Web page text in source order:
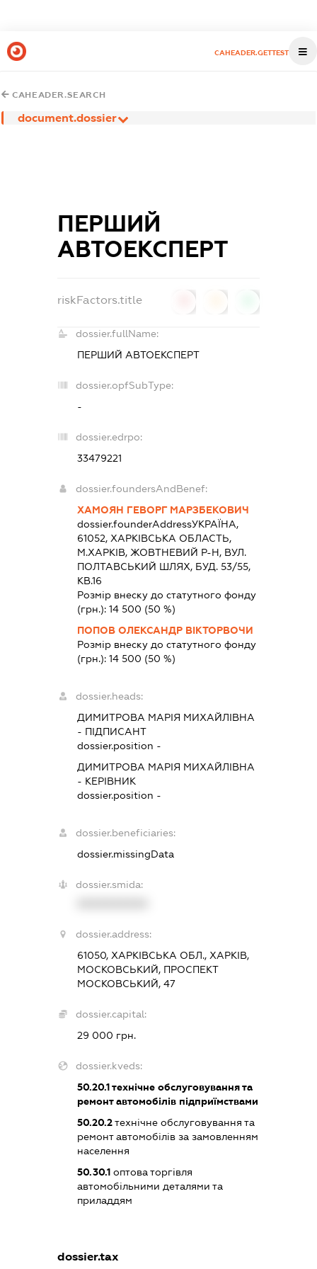
CAHEADER.GETTEST
CAHEADER.SEARCH
document.dossier
ПЕРШИЙ
АВТОЕКСПЕРТ
riskFactors.title
dossier.fullName:
ПЕРШИЙ АВТОЕКСПЕРТ
dossier.opfSubType:
-
dossier.edrpo:
33479221
dossier.foundersAndBenef:
ХАМОЯН ГЕВОРГ МАРЗБЕКОВИЧ
dossier.founderAddressУКРАЇНА,
61052, ХАРКIВСЬКА ОБЛАСТЬ,
М.ХАРКІВ, ЖОВТНЕВИЙ Р-Н, ВУЛ.
ПОЛТАВСЬКИЙ ШЛЯХ, БУД. 53/55,
КВ.16
Розмір внеску до статутного фонду
(грн.): 14 500 (50 %)
ПОПОВ ОЛЕКСАНДР ВІКТОРВОЧИ
Розмір внеску до статутного фонду
(грн.): 14 500 (50 %)
dossier.heads:
ДИМИТРОВА МАРІЯ МИХАЙЛІВНА
- ПІДПИСАНТ
dossier.position -
ДИМИТРОВА МАРІЯ МИХАЙЛІВНА
- КЕРІВНИК
dossier.position -
dossier.beneficiaries:
dossier.missingData
dossier.smida:
dossier.address:
61050, ХАРКІВСЬКА ОБЛ., ХАРКІВ,
МОСКОВСЬКИЙ, ПРОСПЕКТ
МОСКОВСЬКИЙ, 47
dossier.capital:
29 000 грн.
dossier.kveds:
50.20.1технічне обслуговування та
ремонт автомобілів підприїмствами
50.20.2технічне обслуговування та
ремонт автомобілів за замовленням
населення
50.30.1оптова торгівля
автомобільними деталями та
приладдям
dossier.tax